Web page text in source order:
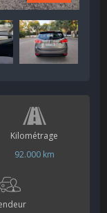
Kilométrage
92.000 km